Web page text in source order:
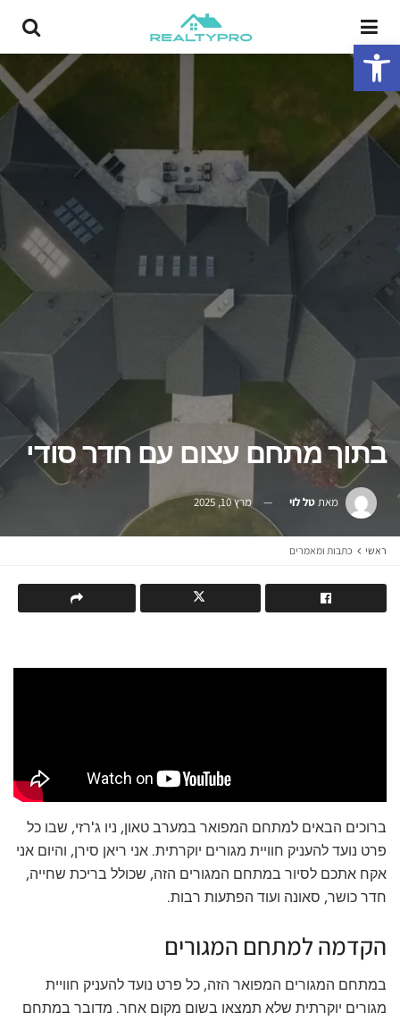
פתח סרגל נגישות
בתוך מתחם עצום עם חדר סודי
מאתטל לוי מרץ 10, 2025
ראשי כתבות ומאמרים
ברוכים הבאים למתחם המפואר במערב טאון, ניו ג'רזי, שבו כל
פרט נועד להעניק חוויית מגורים יוקרתית. אני ריאן סירן, והיום אני
אקח אתכם לסיור במתחם המגורים הזה, שכולל בריכת שחייה,
חדר כושר, סאונה ועוד הפתעות רבות.
הקדמה למתחם המגורים
במתחם המגורים המפואר הזה, כל פרט נועד להעניק חוויית
מגורים יוקרתית שלא תמצאו בשום מקום אחר. מדובר במתחם